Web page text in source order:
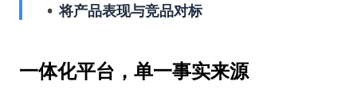
将产品表现与竞品对标
一体化平台，单一事实来源